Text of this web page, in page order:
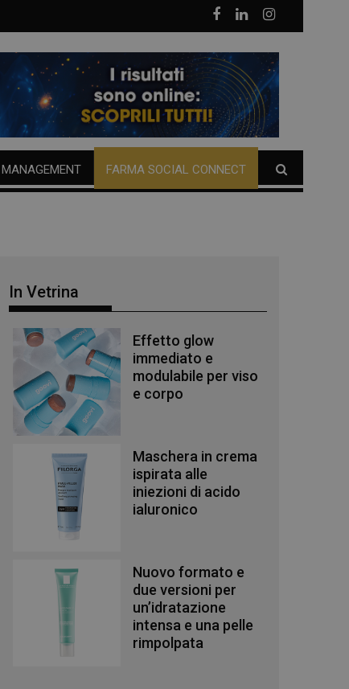
FARMA SOCIAL CONNECT
In Vetrina
Effetto glow
immediato e
modulabile per viso
e corpo
Maschera in crema
ispirata alle
iniezioni di acido
ialuronico
Nuovo formato e
due versioni per
un’idratazione
intensa e una pelle
rimpolpata